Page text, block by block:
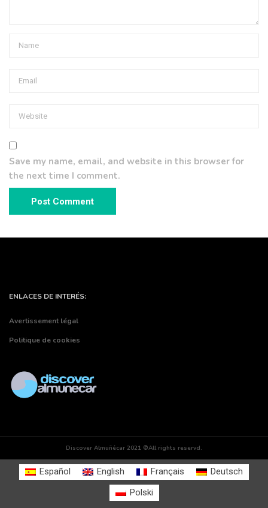
Save my name, email, and website in this browser for
the next time I comment.
ENLACES DE INTERÉS:
Avertissement légal
Politique de cookies
Discover Almuñécar 2021 ©All rights reservd.
Español English Français
Deutsch
Polski